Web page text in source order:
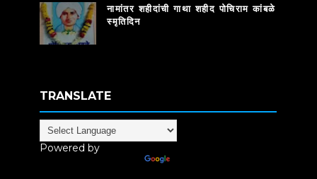
नामांतर शहीदांची गाथा शहीद पोचिराम कांबळे
स्मृतिदिन
TRANSLATE
Powered by